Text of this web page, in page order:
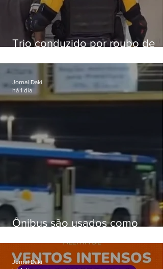
Trio conduzido por roubo de
passagens
Ônibus são usados como
Gardênia Azul
Jornal Daki
há 1 dia
Jornal Daki